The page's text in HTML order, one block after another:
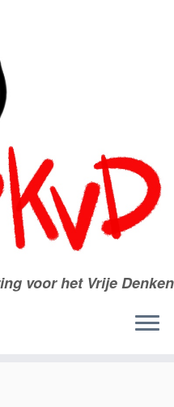
voor het Vrije Denken